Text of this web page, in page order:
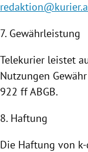
7. Gewährleistung
Telekurier leistet
Nutzungen
922 ff ABGB.
8. Haftung
Die Haftung von